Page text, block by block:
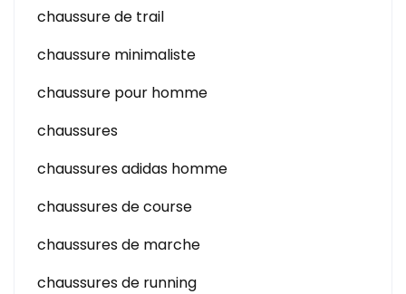
chaussure de trail
chaussure minimaliste
chaussure pour homme
chaussures
chaussures adidas homme
chaussures de course
chaussures de marche
chaussures de running